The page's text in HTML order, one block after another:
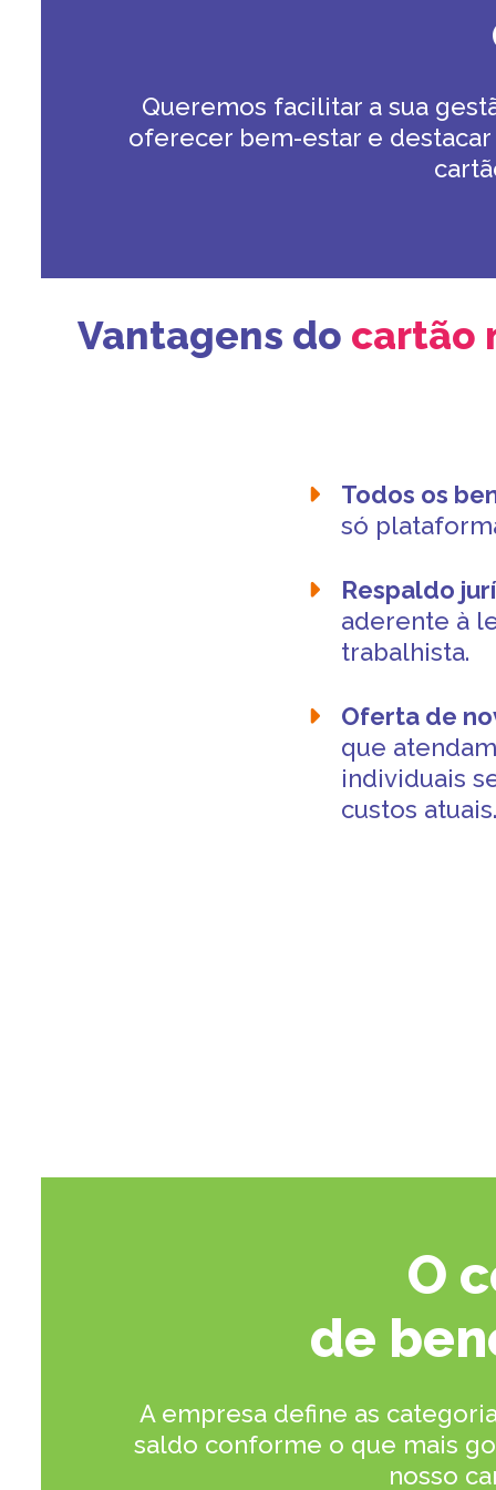
Queremos facilitar a sua
oferecer bem-estar e
Vantagens do cartão
Todos os
só
Respaldo
aderente à
trabalhista.
Oferta de
que
individuais
custos atuais.
O
de
A empresa define as
saldo conforme o que mais
nosso